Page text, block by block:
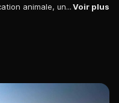
Avec des spécialistes de la communication animale, un voyage en trois parties à la découverte des sons de la nature.Voir plus